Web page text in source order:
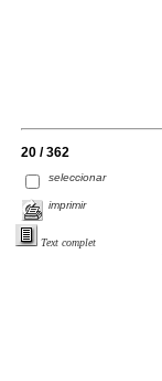
20 / 362
seleccionar
imprimir
Text complet